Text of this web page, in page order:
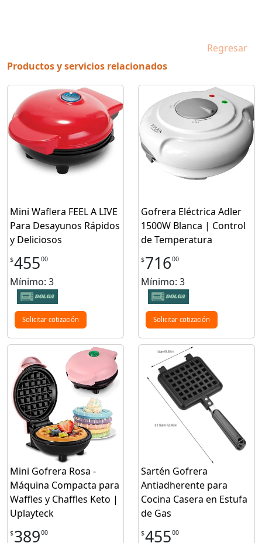
Regresar
Productos y servicios relacionados
Mini Waflera FEEL A LIVE
Para Desayunos Rápidos
y Deliciosos
$45500
Mínimo: 3
Solicitar cotización
Gofrera Eléctrica Adler
1500W Blanca | Control
de Temperatura
$71600
Mínimo: 3
Solicitar cotización
Mini Gofrera Rosa -
Máquina Compacta para
Waffles y Chaffles Keto |
Uplayteck
$38900
Sartén Gofrera
Antiadherente para
Cocina Casera en Estufa
de Gas
$45500